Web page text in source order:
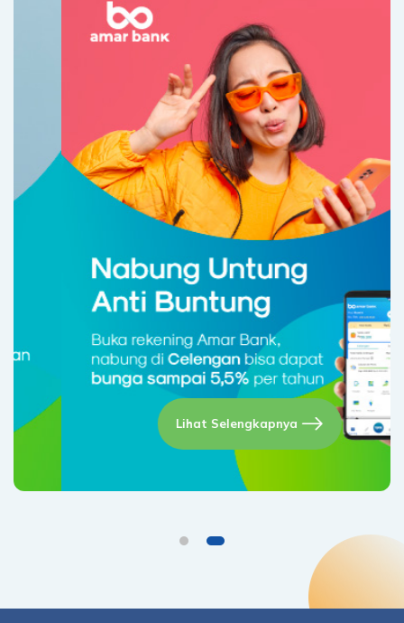
Lihat Selengkapnya